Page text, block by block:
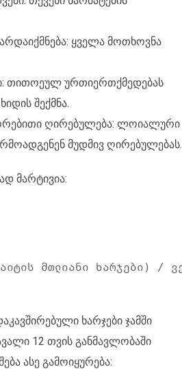
ყველა მოთხოვნა
თითოეულ ურთიერთქმედებას
შექმნა.
ღირებულება: ლოიალური
მუდმივ ღირებულებას.
მარტივია:
ხარჯები ჯამში
12 თვის განმავლობაში
ასე გამოიყურება: